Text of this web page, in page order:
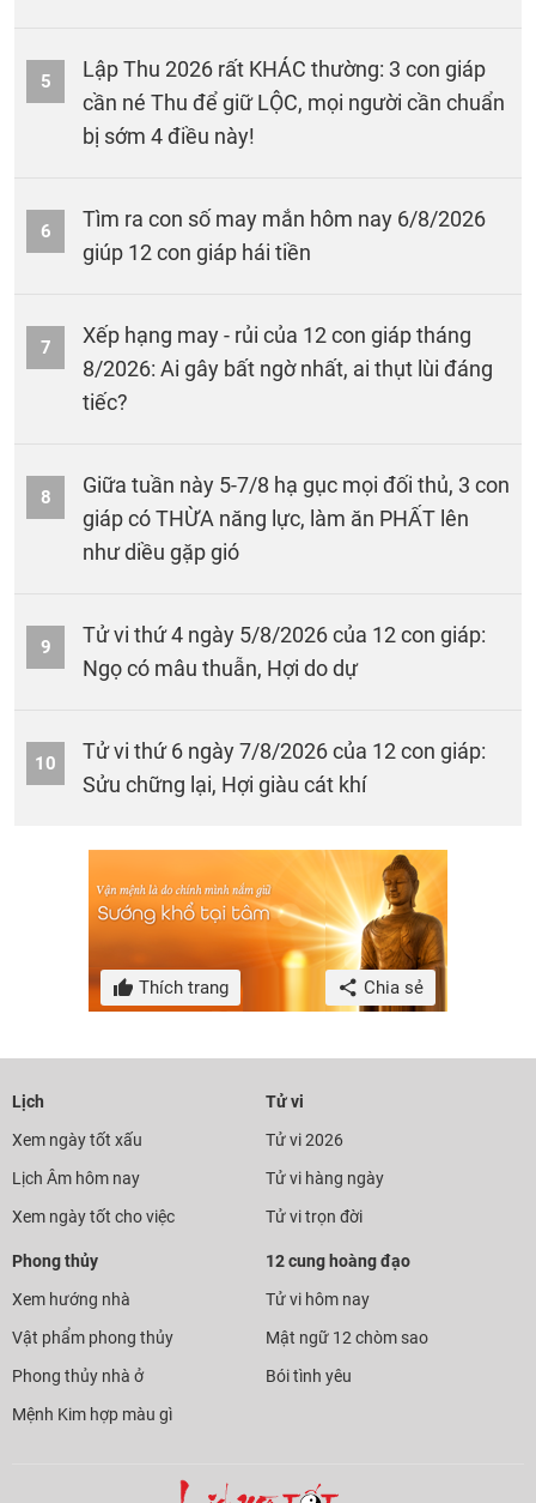
5
Lập Thu 2026 rất KHÁC thường: 3 con giáp
cần né Thu để giữ LỘC, mọi người cần chuẩn
bị sớm 4 điều này!
6
Tìm ra con số may mắn hôm nay 6/8/2026
giúp 12 con giáp hái tiền
7
Xếp hạng may - rủi của 12 con giáp tháng
8/2026: Ai gây bất ngờ nhất, ai thụt lùi đáng
tiếc?
8
Giữa tuần này 5-7/8 hạ gục mọi đối thủ, 3 con
giáp có THỪA năng lực, làm ăn PHẤT lên
như diều gặp gió
9
Tử vi thứ 4 ngày 5/8/2026 của 12 con giáp:
Ngọ có mâu thuẫn, Hợi do dự
10
Tử vi thứ 6 ngày 7/8/2026 của 12 con giáp:
Sửu chững lại, Hợi giàu cát khí
Thích trang Chia sẻ
Lịch
Xem ngày tốt xấu
Lịch Âm hôm nay
Xem ngày tốt cho việc
Tử vi
Tử vi 2026
Tử vi hàng ngày
Tử vi trọn đời
Phong thủy
Xem hướng nhà
Vật phẩm phong thủy
Phong thủy nhà ở
Mệnh Kim hợp màu gì
12 cung hoàng đạo
Tử vi hôm nay
Mật ngữ 12 chòm sao
Bói tình yêu